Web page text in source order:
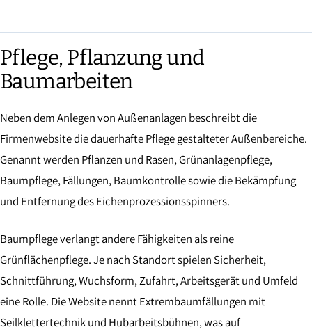
Pflege, Pflanzung und
Baumarbeiten
Neben dem Anlegen von Außenanlagen beschreibt die
Firmenwebsite die dauerhafte Pflege gestalteter Außenbereiche.
Genannt werden Pflanzen und Rasen, Grünanlagenpflege,
Baumpflege, Fällungen, Baumkontrolle sowie die Bekämpfung
und Entfernung des Eichenprozessionsspinners.
Baumpflege verlangt andere Fähigkeiten als reine
Grünflächenpflege. Je nach Standort spielen Sicherheit,
Schnittführung, Wuchsform, Zufahrt, Arbeitsgerät und Umfeld
eine Rolle. Die Website nennt Extrembaumfällungen mit
Seilklettertechnik und Hubarbeitsbühnen, was auf